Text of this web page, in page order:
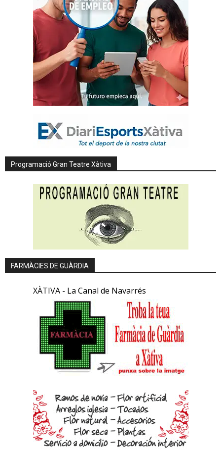
Programació Gran Teatre Xàtiva
FARMÀCIES DE GUÀRDIA
XÀTIVA - La Canal de Navarrés